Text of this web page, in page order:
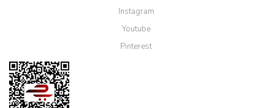
Instagram
Youtube
Pinterest